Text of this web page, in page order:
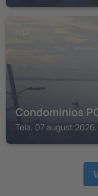
Condominios
Tela, 07 august